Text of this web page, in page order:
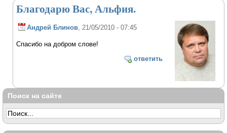
Благодарю Вас, Альфия.
Андрей Блинов, 21/05/2010 - 07:45
Спасибо на добром слове!
ответить
Поиск на сайте